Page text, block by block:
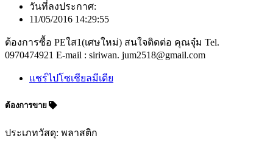
วันที่ลงประกาศ:
11/05/2016 14:29:55
ต้องการซื้อ PEใส1(เศษใหม่) สนใจติดต่อ คุณจุ๋ม Tel.
0970474921 E-mail : siriwan. jum2518@gmail.com
แชร์ไปโซเชียลมีเดีย
ต้องการขาย
ประเภทวัสดุ: พลาสติก